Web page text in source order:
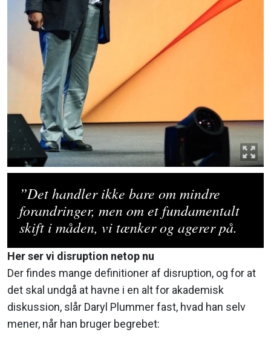
”Det handler ikke bare om mindre
forandringer, men om et fundamentalt
skift i måden, vi tænker og agerer på.
Her ser vi disruption netop nu
Der findes mange definitioner af disruption, og for at
det skal undgå at havne i en alt for akademisk
diskussion, slår Daryl Plummer fast, hvad han selv
mener, når han bruger begrebet: